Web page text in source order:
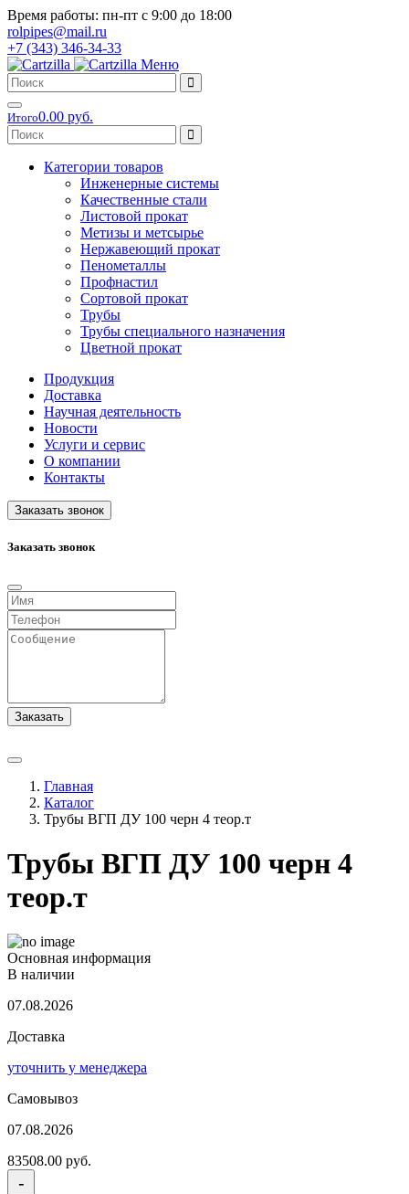
Время работы: пн-пт с 9:00 до 18:00
rolpipes@mail.ru
+7 (343) 346-34-33
Меню
Итого0.00 руб.
Категории товаров
Инженерные системы
Качественные стали
Листовой прокат
Метизы и метсырье
Нержавеющий прокат
Пенометаллы
Профнастил
Сортовой прокат
Трубы
Трубы специального назначения
Цветной прокат
Продукция
Доставка
Научная деятельность
Новости
Услуги и сервис
О компании
Контакты
Заказать звонок
Заказать звонок
Заказать
Главная
Каталог
Трубы ВГП ДУ 100 черн 4 теор.т
Трубы ВГП ДУ 100 черн 4
теор.т
Основная информация
В наличии
07.08.2026
Доставка
уточнить у менеджера
Самовывоз
07.08.2026
83508.00 руб.
-